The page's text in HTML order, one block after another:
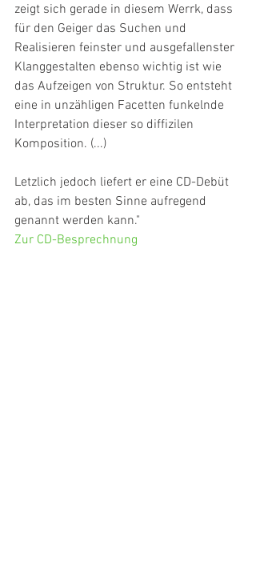
zeigt sich gerade in diesem Werrk, dass
für den Geiger das Suchen und
Realisieren feinster und ausgefallenster
Klanggestalten ebenso wichtig ist wie
das Aufzeigen von Struktur. So entsteht
eine in unzähligen Facetten funkelnde
Interpretation dieser so diffizilen
Komposition. (...)
Letzlich jedoch liefert er eine CD-Debüt
ab, das im besten Sinne aufregend
genannt werden kann."
Zur CD-Besprechnung